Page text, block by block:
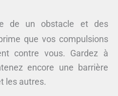
de un obstacle et des
que vos compulsions
contre vous. Gardez à
encore une barrière
les autres.